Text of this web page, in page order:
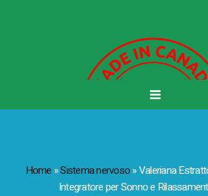
Home »Sistema nervoso»Valeriana
Integratore per Sonno e